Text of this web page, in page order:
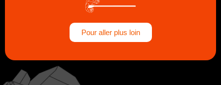
Pour aller plus loin